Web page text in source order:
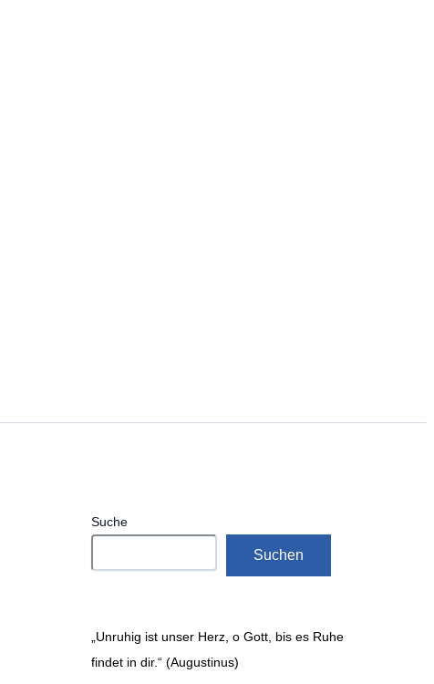
Suche
Suchen
„Unruhig ist unser Herz, o Gott, bis es Ruhe
findet in dir.“ (Augustinus)